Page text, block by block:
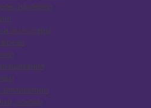
наклейки
аксессуары
аппликаторы
основы